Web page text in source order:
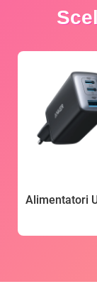
Alimentatori